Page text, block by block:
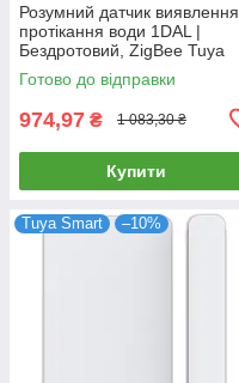
Розумний датчик виявлення
протікання води 1DAL |
Бездротовий, ZigBee Tuya
(WS02B2)
Готово до відправки
974,97 ₴ 1 083,30 ₴
Купити
Tuya Smart –10%